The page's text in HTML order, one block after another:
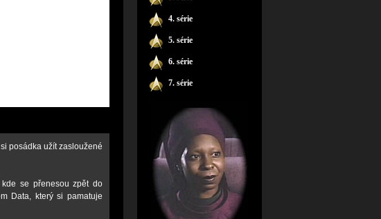
posádka užít zasloužené
se přenesou zpět do
Data, který si pamatuje
4. série
5. série
6. série
7. série